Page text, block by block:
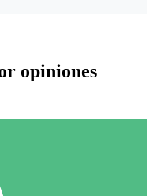
opiniones